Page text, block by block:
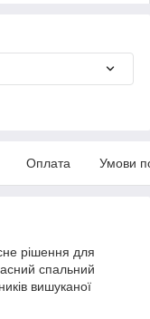
Оплата Умови
рішення для
спальний
вишуканої